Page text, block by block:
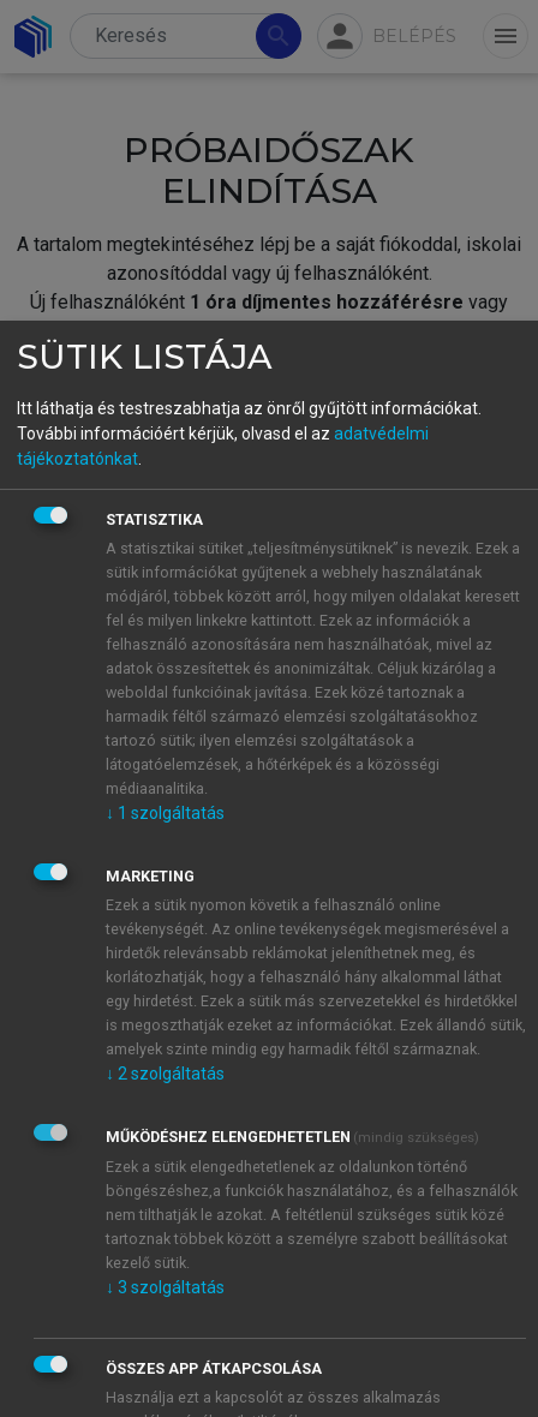
search person BELÉPÉS menu
PRÓBAIDŐSZAK
ELINDÍTÁSA
A tartalom megtekintéséhez lépj be a saját fiókoddal, iskolai
azonosítóddal vagy új felhasználóként.
Új felhasználóként 1 óra díjmentes hozzáférésre vagy
fiókoddal,vagy hozz létre új fiókot.
A regisztráció után apróbaidőszakautomatikusan
BELÉPÉS SAJÁT FIÓKKAL
ÚJ FIÓK LÉTREHOZÁSA
1 óra díjmentes hozzáférés
E-MAIL-CÍM
JELSZÓ
JELSZÓ ÚJRA
Kérek értesítést a MeRSZ újdonságairól, akcióiról.
Kérek értesítést az Akadémiai Kiadó Zrt. újdonságairól,
Adatkezelési tájékoztatóbanfoglaltakat tudomásul
veszem és elfogadom.
Általános vásárlási feltételeket, valamint a szotar.netés a
mersz.huoldalak licencszerződéseiben foglaltakat
tudomásul veszem és elfogadom.
KIPRÓBÁLOM
SÜTIK LISTÁJA
Itt láthatja és testreszabhatja az önről gyűjtött információkat.
További információért kérjük, olvasd el az adatvédelmi
tájékoztatónkat
STATISZTIKA
A statisztikai sütiket „teljesítménysütiknek” is nevezik. Ezek a
sütik információkat gyűjtenek a webhely használatának
módjáról, többek között arról, hogy milyen oldalakat keresett
fel és milyen linkekre kattintott. Ezek az információk a
felhasználó azonosítására nem használhatóak, mivel az
adatok összesítettek és anonimizáltak. Céljuk kizárólag a
weboldal funkcióinak javítása. Ezek közé tartoznak a
harmadik féltől származó elemzési szolgáltatásokhoz
tartozó sütik; ilyen elemzési szolgáltatások a
látogatóelemzések, a hőtérképek és a közösségi
médiaanalitika.
↓ 1 szolgáltatás
MARKETING
Ezek a sütik nyomon követik a felhasználó online
tevékenységét. Az online tevékenységek megismerésével a
hirdetők relevánsabb reklámokat jeleníthetnek meg, és
korlátozhatják, hogy a felhasználó hány alkalommal láthat
egy hirdetést. Ezek a sütik más szervezetekkel és hirdetőkkel
is megoszthatják ezeket az információkat. Ezek állandó sütik,
amelyek szinte mindig egy harmadik féltől származnak.
↓ 2 szolgáltatás
MŰKÖDÉSHEZ ELENGEDHETETLEN (mindig szükséges)
Ezek a sütik elengedhetetlenek az oldalunkon történő
böngészéshez,a funkciók használatához, és a felhasználók
nem tilthatják le azokat. A feltétlenül szükséges sütik közé
tartoznak többek között a személyre szabott beállításokat
kezelő sütik.
↓ 3 szolgáltatás
ÖSSZES APP ÁTKAPCSOLÁSA
Használja ezt a kapcsolót az összes alkalmazás